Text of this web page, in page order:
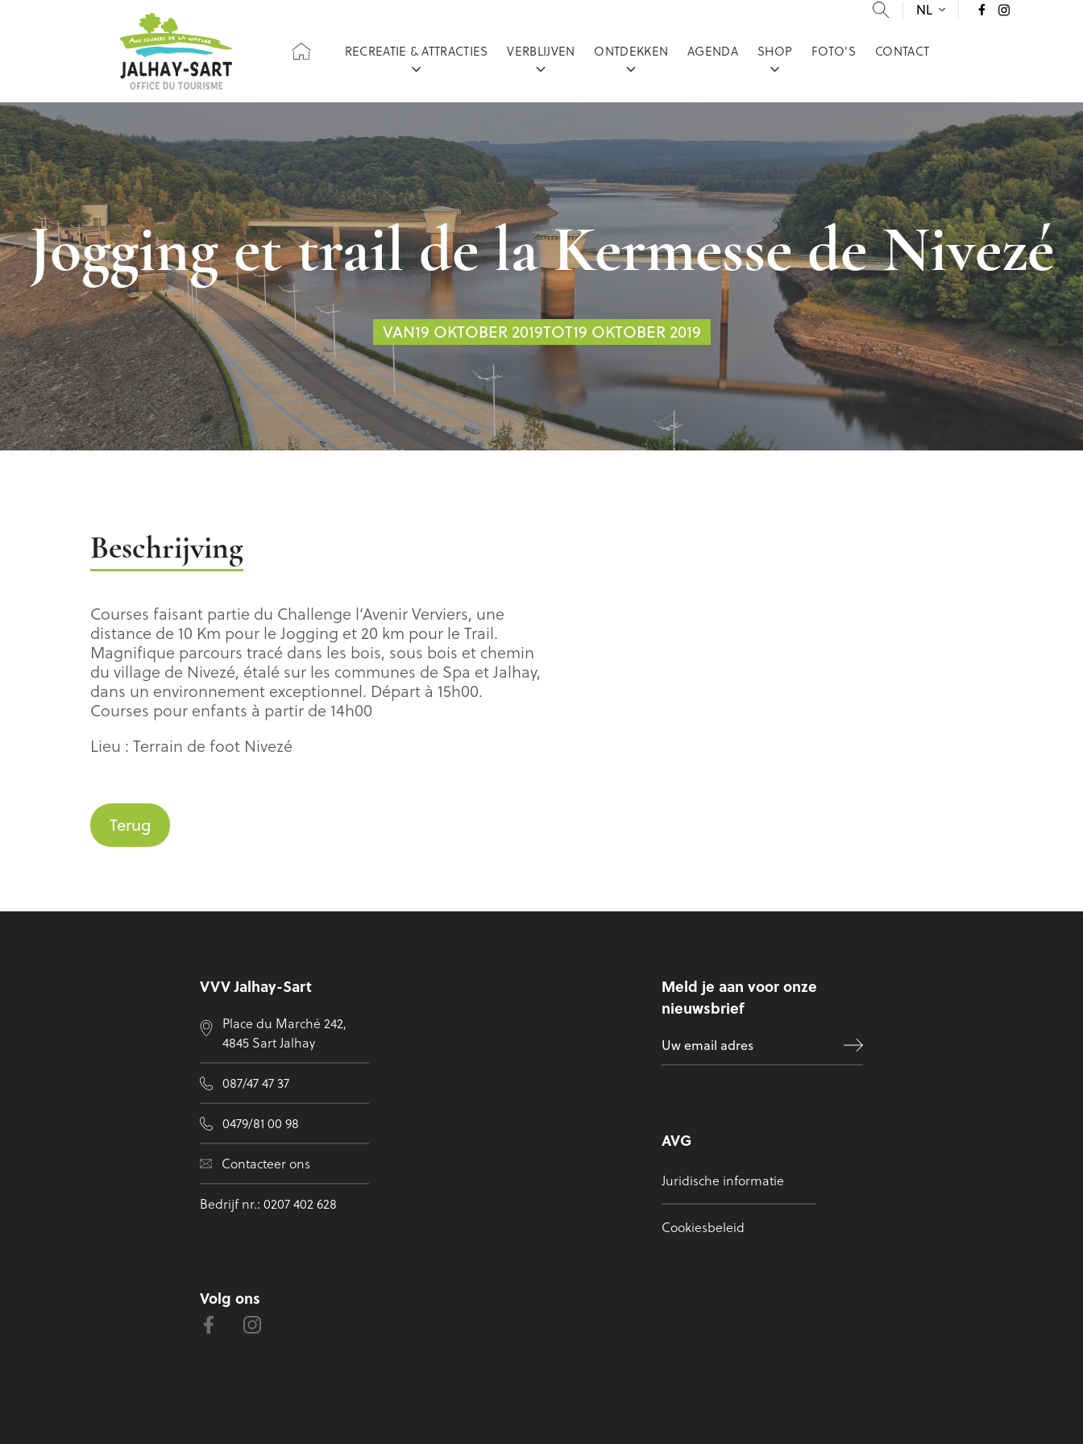
RECREATIE & ATTRACTIES VERBLIJVEN ONTDEKKEN AGENDA SHOP FOTO'S CONTACT
NL
Jogging et trail de la Kermesse de Nivezé
VAN19 OKTOBER 2019TOT19 OKTOBER 2019
Beschrijving
Beschrijving
Courses faisant partie du Challenge l’Avenir Verviers, une
distance de 10 Km pour le Jogging et 20 km pour le Trail.
Magnifique parcours tracé dans les bois, sous bois et chemin
du village de Nivezé, étalé sur les communes de Spa et Jalhay,
dans un environnement exceptionnel. Départ à 15h00.
Courses pour enfants à partir de 14h00
Lieu : Terrain de foot Nivezé
Terug
VVV Jalhay-Sart
Place du Marché 242,
4845 Sart Jalhay
087/47 47 37
0479/81 00 98
Contacteer ons
Bedrijf nr.: 0207 402 628
Volg ons
Meld je aan voor onze
nieuwsbrief
AVG
Juridische informatie
Cookiesbeleid